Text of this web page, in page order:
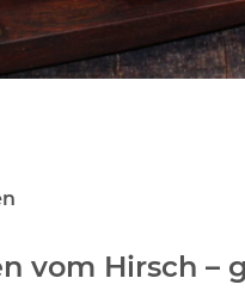
vom Hirsch –